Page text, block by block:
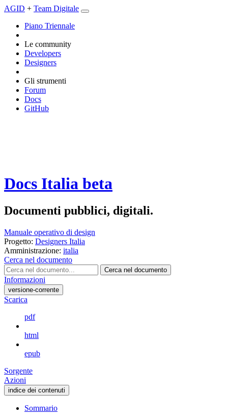
AGID + Team Digitale
Piano Triennale
Le community
Developers
Designers
Gli strumenti
Forum
Docs
GitHub
Docs Italia beta
Documenti pubblici, digitali.
Manuale operativo di design
Progetto: Designers Italia
Amministrazione: italia
Cerca nel documento
Cerca nel documento
Informazioni
versione-corrente
Scarica
pdf
html
epub
Sorgente
Azioni
indice dei contenuti
Sommario